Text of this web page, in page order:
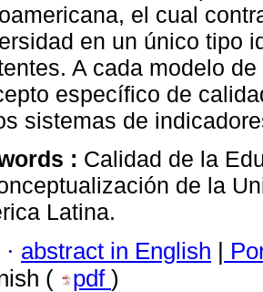
el cual
en un único tipo
A cada modelo
específico de
sistemas de
: Calidad de la
de la
Latina.
· abstract in English |
(
pdf )